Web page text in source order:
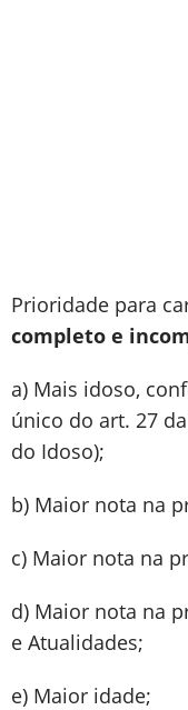
Prioridade para
completo e
a) Mais idoso,
único do art. 27
do Idoso);
b) Maior nota na
c) Maior nota na
d) Maior nota na
e Atualidades;
e) Maior idade;